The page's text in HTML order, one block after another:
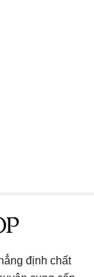
định chất